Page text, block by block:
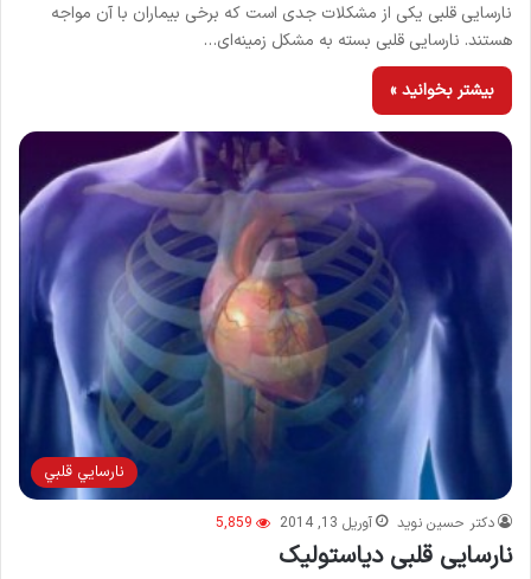
نارسایی قلبی یکی از مشکلات جدی است که برخی بیماران با آن مواجه
هستند. نارسایی قلبی بسته به مشکل زمینه‌‌ای…
بیشتر بخوانید »
نارسايي قلبي
دکتر حسین نوید آوریل 13, 2014 5,859
نارسایی قلبی دیاستولیک